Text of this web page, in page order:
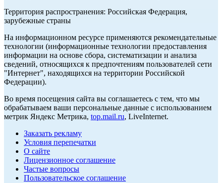
Территория распространения: Российская Федерация,
зарубежные страны
На информационном ресурсе применяются рекомендательные
технологии (информационные технологии предоставления
информации на основе сбора, систематизации и анализа
сведений, относящихся к предпочтениям пользователей сети
"Интернет", находящихся на территории Российской
Федерации).
Во время посещения сайта вы соглашаетесь с тем, что мы
обрабатываем ваши персональные данные с использованием
метрик Яндекс Метрика, top.mail.ru, LiveInternet.
Заказать рекламу
Условия перепечатки
О сайте
Лицензионное соглашение
Частые вопросы
Пользовательское соглашение